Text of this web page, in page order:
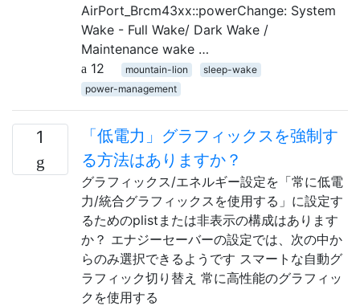
AirPort_Brcm43xx::powerChange: System
Wake - Full Wake/ Dark Wake /
Maintenance wake …
12
mountain-lion
sleep-wake
power-management
1
「低電力」グラフィックスを強制す
る方法はありますか？
グラフィックス/エネルギー設定を「常に低電
力/統合グラフィックスを使用する」に設定す
るためのplistまたは非表示の構成はあります
か？ エナジーセーバーの設定では、次の中か
らのみ選択できるようです スマートな自動グ
ラフィック切り替え 常に高性能のグラフィッ
クを使用する